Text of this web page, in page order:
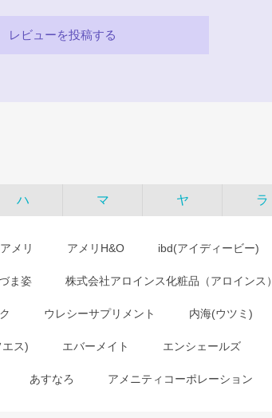
レビューを投稿する
ハ マ ヤ ラ
アメリ アメリH&O ibd(アイディービー)
ま姿 株式会社アロインス化粧品（アロインス）
ウレシーサプリメント 内海(ウツミ)
ス) エバーメイト エンシェールズ
あすなろ アメニティコーポレーション